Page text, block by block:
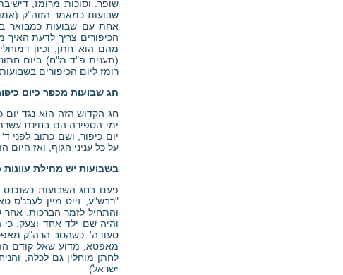
שופר. וסוכות מרומז,
שבועות כמאמר הזוה"ק
אחת עם שבועות כמבואר
הכיפורים צריך לדעת האיך
מהם הוא חתן, וכיון
(תענית פ"ד מ"ח) ביום
רומז ליום הכיפורים
חג שבועות מכפר כיום
חג הקדוש הזה הוא נגד יום
ימי הספירה הם בחינת
יום כיפור, ושם כתוב לפני
על כל עניני הגוף, ואז
בשבועות יש מחילת עוונות
פעם בחג השבועות
"רבש"ע, זייט מיין לעבנ'ס
והתחיל לזמר הברכות.
והיה שם ילד אחד וצעק,
סעודה'. כשהסב הרה"ק
מאפטא, מדוע שאל קודם
לחתן מוחלין גם לכלה,
ישראל)